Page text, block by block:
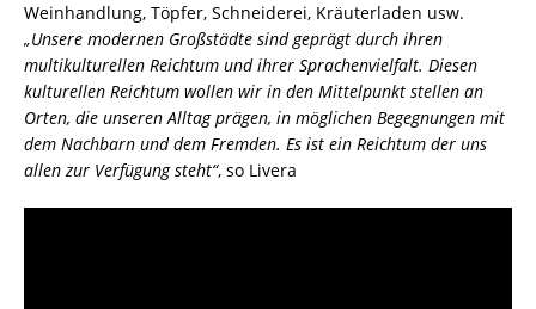
Weinhandlung, Töpfer, Schneiderei, Kräuterladen usw.
„Unsere modernen Großstädte sind geprägt durch ihren
multikulturellen Reichtum und ihrer Sprachenvielfalt. Diesen
kulturellen Reichtum wollen wir in den Mittelpunkt stellen an
Orten, die unseren Alltag prägen, in möglichen Begegnungen mit
dem Nachbarn und dem Fremden. Es ist ein Reichtum der uns
allen zur Verfügung steht“, so Livera